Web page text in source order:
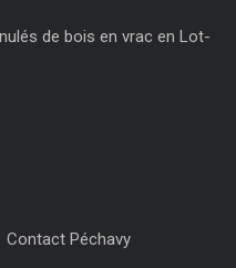
de bois en vrac en Lot-
Contact Péchavy